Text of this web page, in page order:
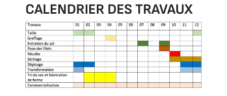
CALENDRIER DES TRAVAUX